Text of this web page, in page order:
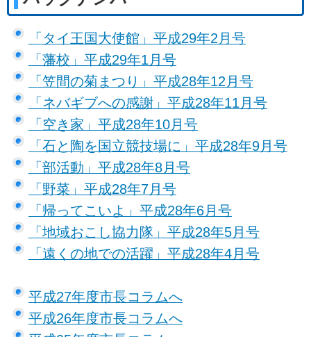
「タイ王国大使館」平成29年2月号
「藩校」平成29年1月号
「笠間の菊まつり」平成28年12月号
「ネバギブへの感謝」平成28年11月号
「空き家」平成28年10月号
「石と陶を国立競技場に」平成28年9月号
「部活動」平成28年8月号
「野菜」平成28年7月号
「帰ってこいよ」平成28年6月号
「地域おこし協力隊」平成28年5月号
「遠くの地での活躍」平成28年4月号
平成27年度市長コラムへ
平成26年度市長コラムへ